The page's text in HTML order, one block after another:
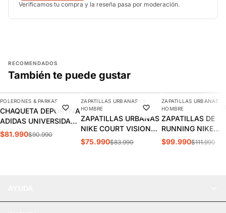
Verificamos tu compra y la reseña pasa por moderación.
RECOMENDADOS
También te puede gustar
-10%
AGREGAR
POLERONES & PARKAS
CHAQUETA DEPORTIVA
ADIDAS UNIVERSIDAD
DE CHILE ORIGINALS |
$81.990$90.990
-10%
AGREGAR
ZAPATILLAS URBANAS DE
HOMBRE
ZAPATILLAS URBANAS
NIKE COURT VISION
LOW HOMBRE |
$75.990$83.990
-11%
ZAPATILLAS URBANAS
HOMBRE
ZAPATILLAS DE
RUNNING NIKE
INITIATOR
$99.990$111.990